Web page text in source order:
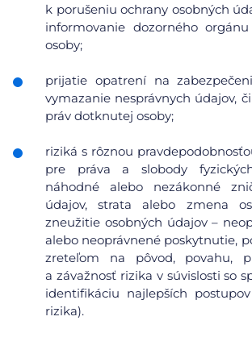
k porušeniu ochrany osobných
informovanie dozorného
osoby;
prijatie opatrení na
vymazanie nesprávnych údajov,
práv dotknutej osoby;
riziká s rôznou
pre práva a slobody
náhodné alebo nezákonné
údajov, strata alebo zmena
zneužitie osobných údajov –
alebo neoprávnené poskytnutie,
zreteľom na pôvod, povahu,
a závažnosť rizika v súvislosti so
identifikáciu najlepších
rizika).